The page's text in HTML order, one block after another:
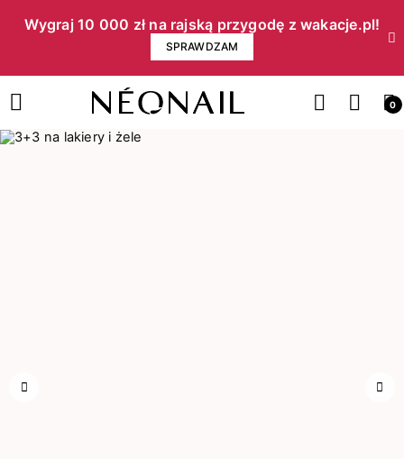
Wygraj 10 000 zł na rajską przygodę z wakacje.pl!​
SPRAWDZAM
0